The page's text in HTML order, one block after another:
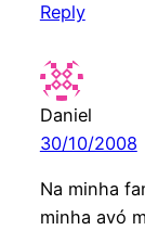
Reply
Daniel
30/10/2008
Na minha
minha avó